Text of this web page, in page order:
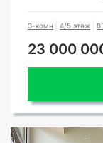
3-комн 4/5 этаж
23 000